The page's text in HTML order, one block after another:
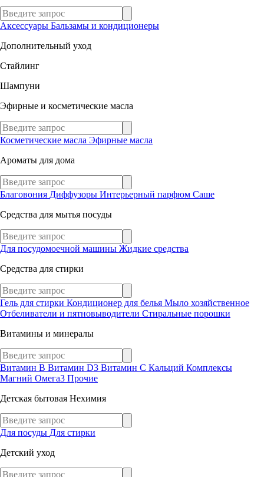
Аксессуары Бальзамы и кондиционеры
Дополнительный уход
Стайлинг
Шампуни
Эфирные и косметические масла
Косметические масла Эфирные масла
Ароматы для дома
Благовония Диффузоры Интерьерный парфюм Саше
Средства для мытья посуды
Для посудомоечной машины Жидкие средства
Средства для стирки
Гель для стирки Кондиционер для белья Мыло хозяйственное
Отбеливатели и пятновыводители Стиральные порошки
Витамины и минералы
Витамин В Витамин D3 Витамин С Кальций Комплексы
Магний Омега3 Прочие
Детская бытовая Нехимия
Для посуды Для стирки
Детский уход